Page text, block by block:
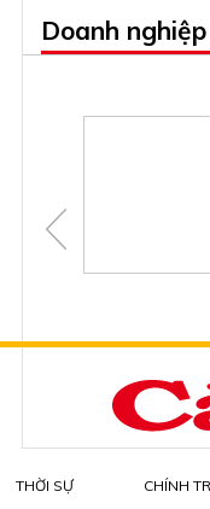
Doanh
THỜI SỰ CHÍNH